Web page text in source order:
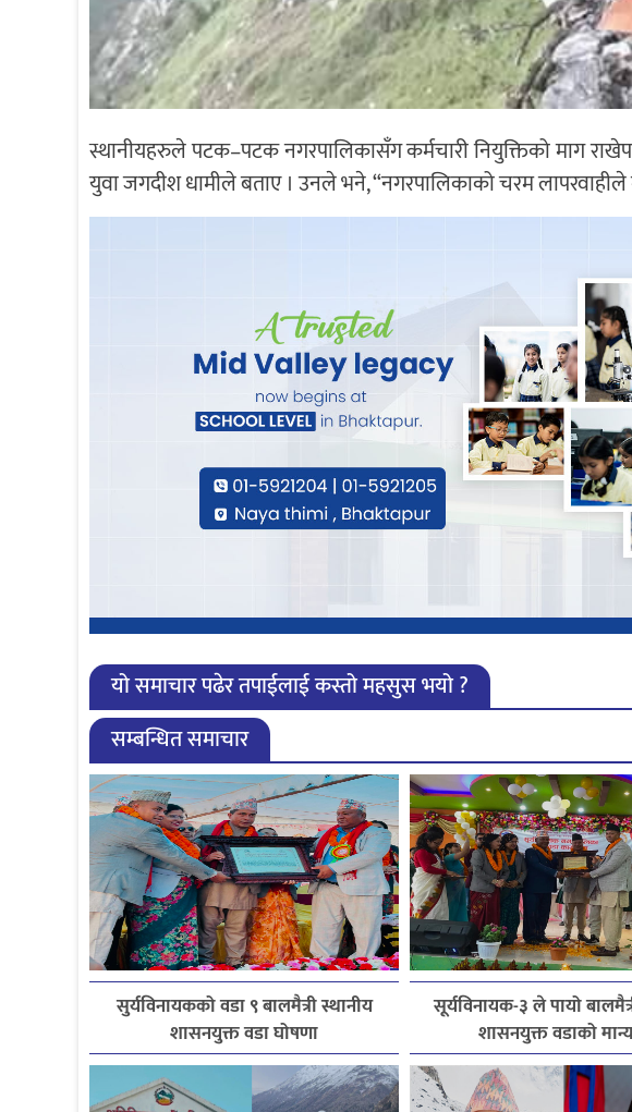
स्थानीयहरुले पटक–पटक नगरपालिकासँग कर्मचारी नियुक्तिको माग
युवा जगदीश धामीले बताए । उनले भने, “नगरपालिकाको चरम
यो समाचार पढेर तपाईलाई कस्तो महसुस भयो ?
सम्बन्धित समाचार
सुर्यविनायकको वडा ९ बालमैत्री स्थानीय
शासनयुक्त वडा घोषणा
सूर्यविनायक-३ ले पायो
शासनयुक्त वडाको